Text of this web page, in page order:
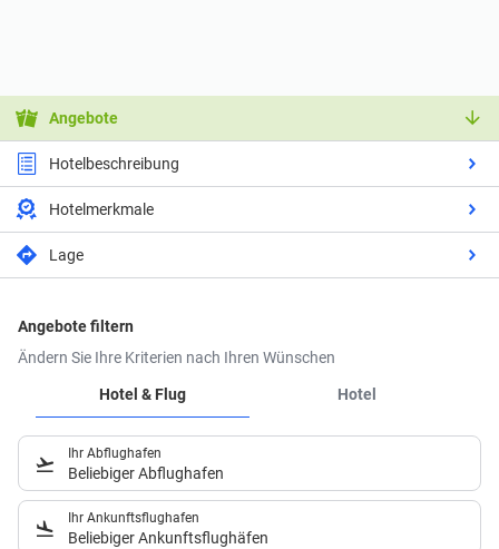
Angebote
Hotelbeschreibung
Hotelmerkmale
Lage
Angebote filtern
Ändern Sie Ihre Kriterien nach Ihren Wünschen
Hotel & Flug
Hotel
Ihr Abflughafen
Beliebiger Abflughafen
Ihr Ankunftsflughafen
Beliebiger Ankunftsflughäfen